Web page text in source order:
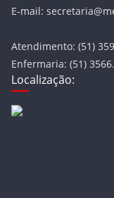
E-mail:
Atendimento: (51)
Enfermaria: (51)
Localização: